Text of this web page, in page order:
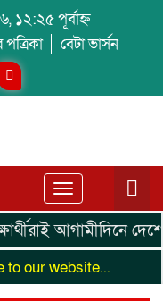
১২:২৫ পূর্বাহ্ন
বেটা ভার্সন
Toggle
navigation
আগামীদিনে
our website...